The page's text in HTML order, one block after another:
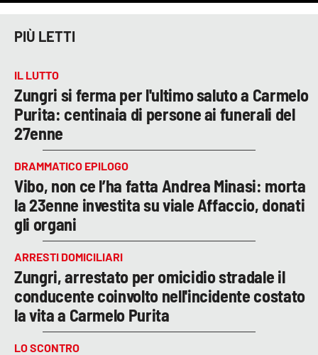
PIÙ LETTI
IL LUTTO
Zungri si ferma per l'ultimo saluto a Carmelo
Purita: centinaia di persone ai funerali del
27enne
DRAMMATICO EPILOGO
Vibo, non ce l’ha fatta Andrea Minasi: morta
la 23enne investita su viale Affaccio, donati
gli organi
ARRESTI DOMICILIARI
Zungri, arrestato per omicidio stradale il
conducente coinvolto nell'incidente costato
la vita a Carmelo Purita
LO SCONTRO